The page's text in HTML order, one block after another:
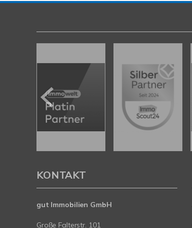
KONTAKT
gut Immobilien GmbH
Große Falterstr. 101